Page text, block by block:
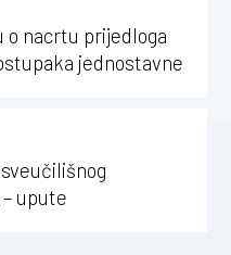
o nacrtu prijedloga
jednostavne
upute